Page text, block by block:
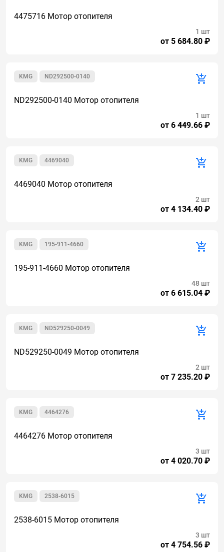
4475716 Мотор отопителя
от 5 684.80 ₽
1 шт
ND292500-0140
KMG
ND292500-0140 Мотор отопителя
от 6 449.66 ₽
1 шт
4469040
KMG
4469040 Мотор отопителя
от 4 134.40 ₽
2 шт
195-911-4660
KMG
195-911-4660 Мотор отопителя
от 6 615.04 ₽
48 шт
ND529250-0049
KMG
ND529250-0049 Мотор отопителя
от 7 235.20 ₽
2 шт
4464276
KMG
4464276 Мотор отопителя
от 4 020.70 ₽
3 шт
2538-6015
KMG
2538-6015 Мотор отопителя
от 4 754.56 ₽
3 шт